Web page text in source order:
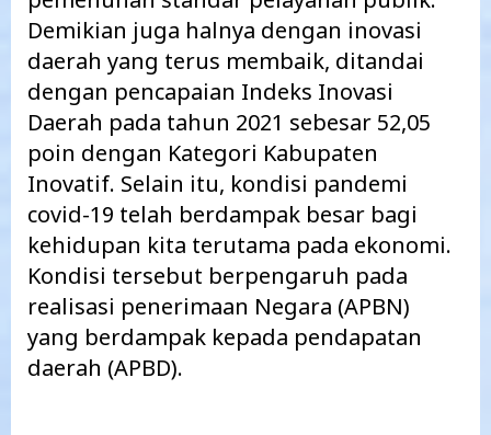
Demikian juga halnya dengan inovasi
daerah yang terus membaik, ditandai
dengan pencapaian Indeks Inovasi
Daerah pada tahun 2021 sebesar 52,05
poin dengan Kategori Kabupaten
Inovatif. Selain itu, kondisi pandemi
covid-19 telah berdampak besar bagi
kehidupan kita terutama pada ekonomi.
Kondisi tersebut berpengaruh pada
realisasi penerimaan Negara (APBN)
yang berdampak kepada pendapatan
daerah (APBD).